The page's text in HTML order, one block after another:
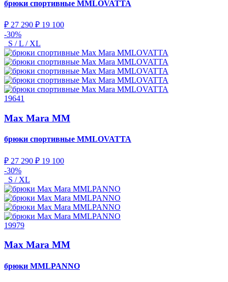
брюки спортивные MMLOVATTA
₽ 27 290 ₽ 19 100
-30%
S / L / XL
19641
Max Mara MM
брюки спортивные MMLOVATTA
₽ 27 290 ₽ 19 100
-30%
S / XL
19979
Max Mara MM
брюки MMLPANNO